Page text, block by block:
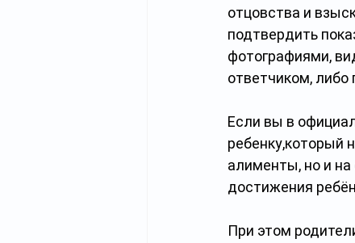
отцовства и
подтвердить
фотографиями,
ответчиком, либо
Если вы в
ребенку,который
алименты, но и
достижения
При этом